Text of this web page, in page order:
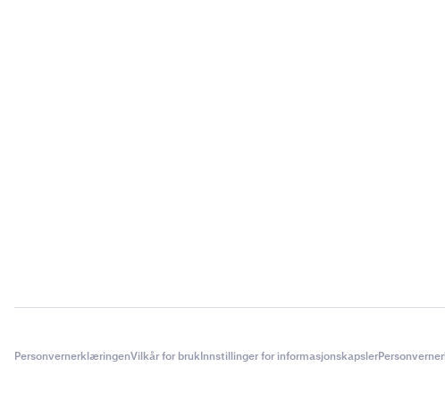
PersonvernerklæringenVilkår for brukInnstillinger for informasjonskapsler